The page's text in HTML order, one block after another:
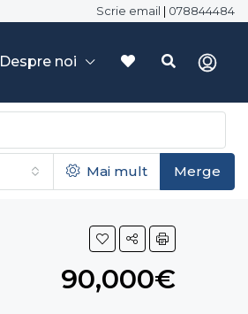
Scrie email | 078844484
Despre noi
Mai mult Merge
90,000€